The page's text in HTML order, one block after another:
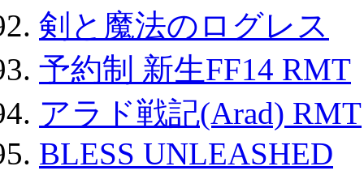
剣と魔法のログレス
予約制 新生FF14 RMT
アラド戦記(Arad) RMT
BLESS UNLEASHED